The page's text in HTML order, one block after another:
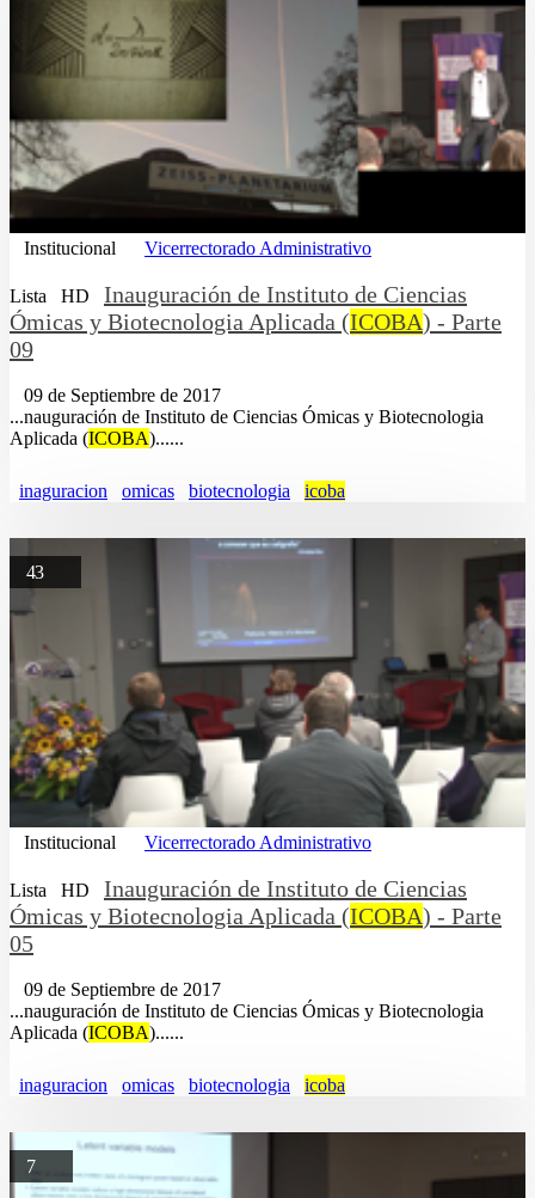
Institucional Vicerrectorado Administrativo
Lista HD
Inauguración de Instituto de Ciencias
Ómicas y Biotecnologia Aplicada (ICOBA) - Parte
09
09 de Septiembre de 2017
...nauguración de Instituto de Ciencias Ómicas y Biotecnologia
Aplicada (ICOBA)......
inaguracion omicas biotecnologia icoba
43
Institucional Vicerrectorado Administrativo
Lista HD
Inauguración de Instituto de Ciencias
Ómicas y Biotecnologia Aplicada (ICOBA) - Parte
05
09 de Septiembre de 2017
...nauguración de Instituto de Ciencias Ómicas y Biotecnologia
Aplicada (ICOBA)......
inaguracion omicas biotecnologia icoba
7